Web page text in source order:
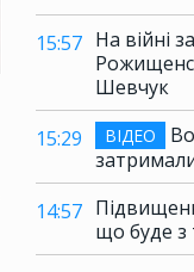
15:57 На війні
Шевчук
15:29
ВІДЕО
14:57
що буде з